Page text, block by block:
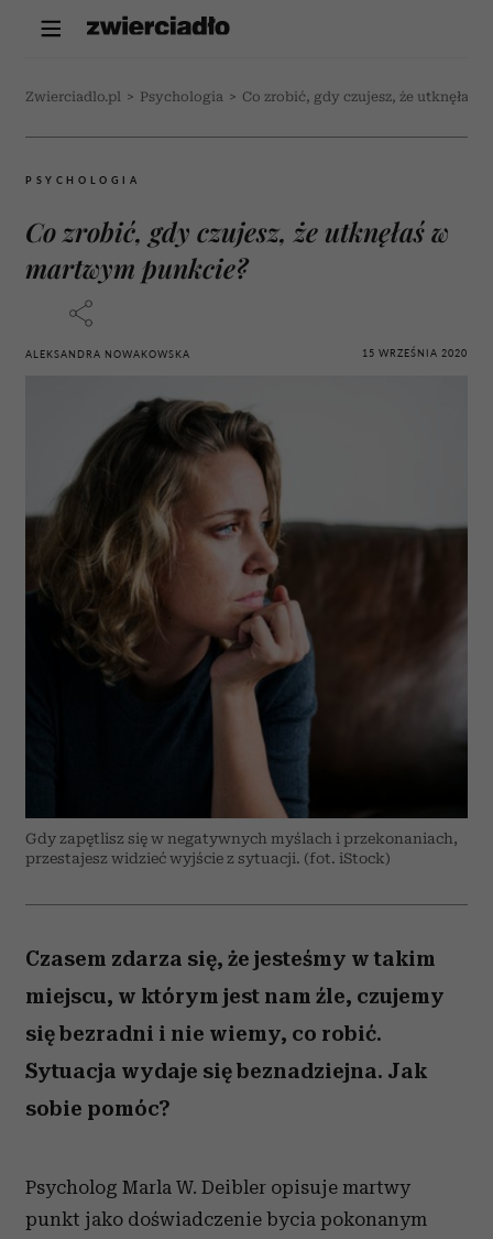
Zwierciadlo.pl > Psychologia > Co zrobić, gdy czujesz, że utknęłaś
PSYCHOLOGIA
Co zrobić, gdy czujesz, że utknęłaś w
martwym punkcie?
ALEKSANDRA NOWAKOWSKA 15 WRZEŚNIA 2020
Gdy zapętlisz się w negatywnych myślach i przekonaniach,
przestajesz widzieć wyjście z sytuacji. (fot. iStock)
Czasem zdarza się, że jesteśmy w takim
miejscu, w którym jest nam źle, czujemy
się bezradni i nie wiemy, co robić.
Sytuacja wydaje się beznadziejna. Jak
sobie pomóc?
Psycholog Marla W. Deibler opisuje martwy
punkt jako doświadczenie bycia pokonanym